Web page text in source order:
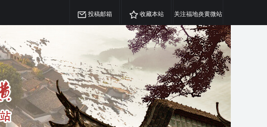
投稿邮箱 收藏本站 关注福地炎黄微站